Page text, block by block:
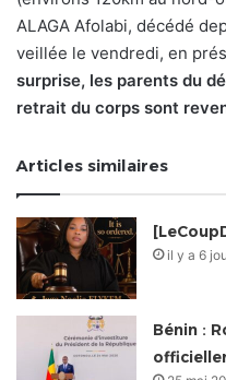
ALAGA Afolabi, décédé
veillée le vendredi, en
surprise, les parents du
retrait du corps sont
Articles similaires
il y a 6
Bénin :